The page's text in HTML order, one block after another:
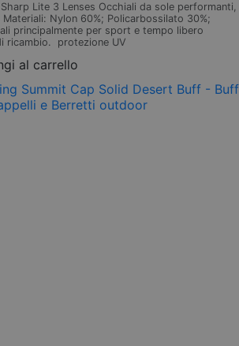
Lite 3 Lenses Occhiali da sole performanti,
Nylon 60%; Policarbossilato 30%;
principalmente per sport e tempo libero
ricambio. protezione UV
al carrello